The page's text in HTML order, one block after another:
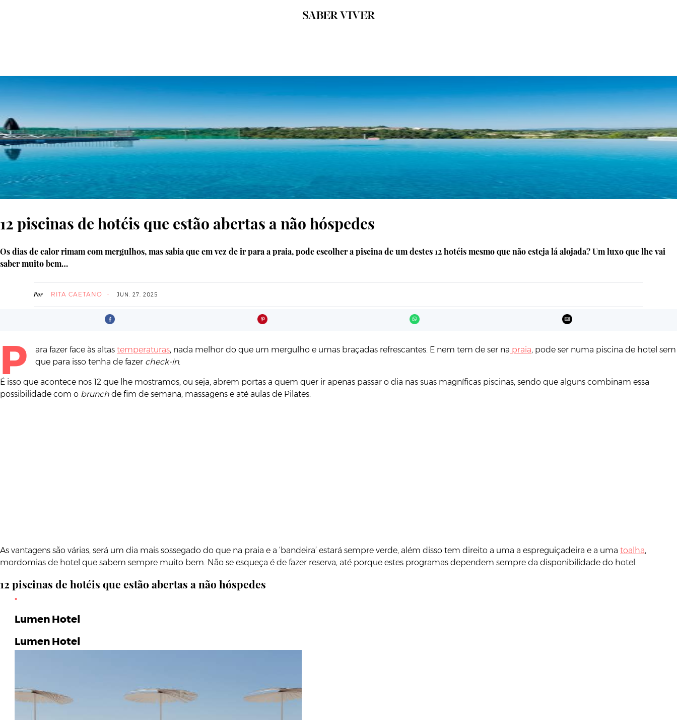
© D.R.
12 piscinas de hotéis que estão abertas a não hóspedes
Os dias de calor rimam com mergulhos, mas sabia que em vez de ir para a praia, pode escolher a piscina de um destes 12 hotéis mesmo que não esteja lá alojada? Um luxo que lhe vai
saber muito bem…
Por RITA CAETANO JUN. 27. 2025
P ara fazer face às altas temperaturas, nada melhor do que um mergulho e umas braçadas refrescantes. E nem tem de ser na praia, pode ser numa piscina de hotel sem
que para isso tenha de fazer check-in.
É isso que acontece nos 12 que lhe mostramos, ou seja, abrem portas a quem quer ir apenas passar o dia nas suas magníficas piscinas, sendo que alguns combinam essa
possibilidade com o brunch de fim de semana, massagens e até aulas de Pilates.
As vantagens são várias, será um dia mais sossegado do que na praia e a ‘bandeira’ estará sempre verde, além disso tem direito a uma a espreguiçadeira e a uma toalha,
mordomias de hotel que sabem sempre muito bem. Não se esqueça é de fazer reserva, até porque estes programas dependem sempre da disponibilidade do hotel.
12 piscinas de hotéis que estão abertas a não hóspedes
Lumen Hotel
Lumen Hotel